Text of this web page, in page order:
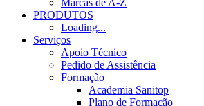
Marcas de A-Z
PRODUTOS
Loading...
Serviços
Apoio Técnico
Pedido de Assistência
Formação
Academia Sanitop
Plano de Formação